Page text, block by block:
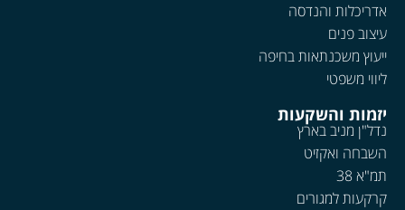
אדריכלות והנדסה
עיצוב פנים
ייעוץ משכנתאות בחיפה
ליווי משפטי
יזמות והשקעות
נדל"ן מניב בארץ
השבחה ואקזיט
תמ"א 38
קרקעות למגורים